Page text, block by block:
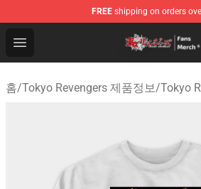
FREE shipping on orders
Open menu
Tokyo Revengers Store -
홈/Tokyo Revengers 제품정보/Tokyo